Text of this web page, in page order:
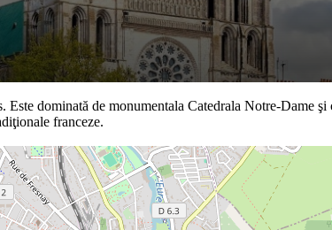
dominată de monumentala Catedrala Notre-Dame
franceze.